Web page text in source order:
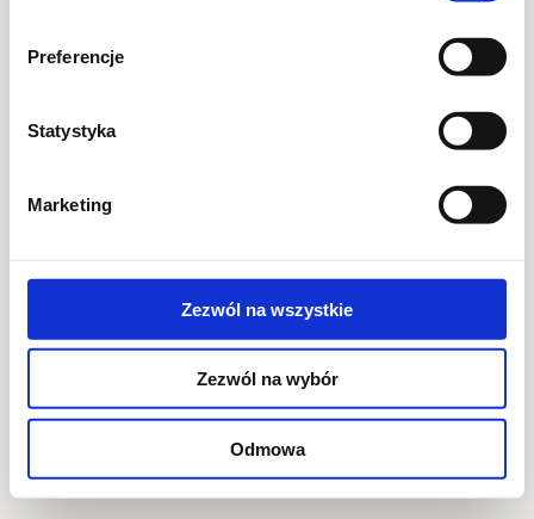
Preferencje
Statystyka
Marketing
Zezwól na wszystkie
Zezwól na wybór
Odmowa